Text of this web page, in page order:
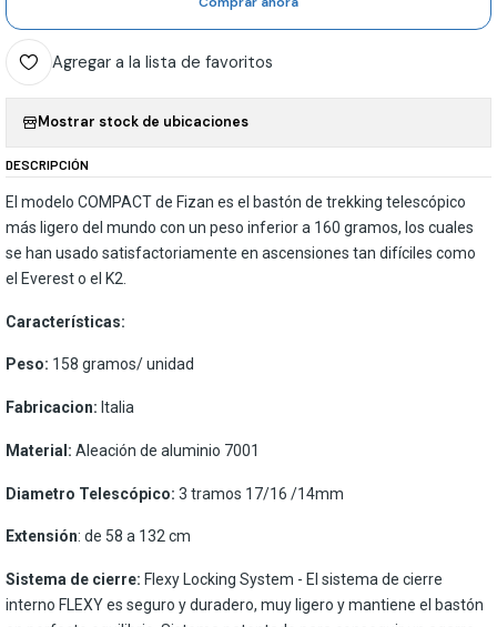
Agregar a la lista de favoritos
Mostrar stock de ubicaciones
DESCRIPCIÓN
El modelo COMPACT de Fizan es el bastón de trekking telescópico
más ligero del mundo con un peso inferior a 160 gramos, los cuales
se han usado satisfactoriamente en ascensiones tan difíciles como
el Everest o el K2.
Características:
Peso: 158 gramos/ unidad
Fabricacion: Italia
Material: Aleación de aluminio 7001
Diametro Telescópico: 3 tramos 17/16 /14mm
Extensión: de 58 a 132 cm
Sistema de cierre: Flexy Locking System - El sistema de cierre
interno FLEXY es seguro y duradero, muy ligero y mantiene el bastón